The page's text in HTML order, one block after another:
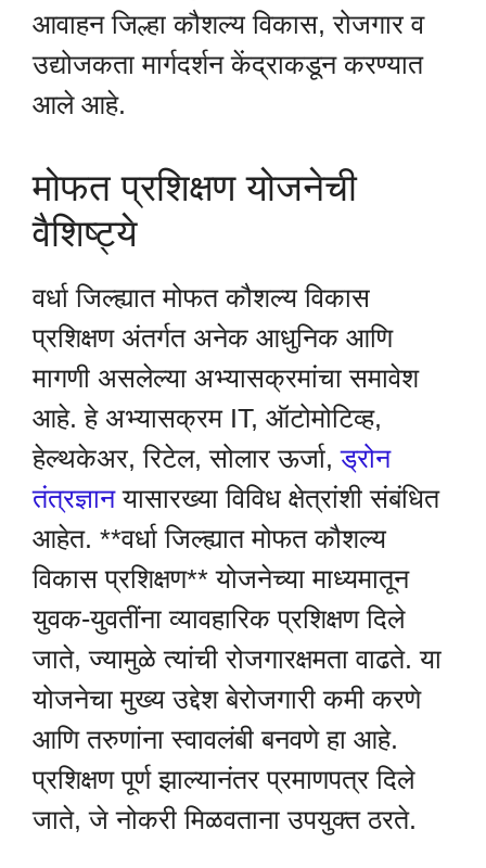
आवाहन जिल्हा कौशल्य विकास, रोजगार व
उद्योजकता मार्गदर्शन केंद्राकडून करण्यात
आले आहे.
मोफत प्रशिक्षण योजनेची
वैशिष्ट्ये
वर्धा जिल्ह्यात मोफत कौशल्य विकास
प्रशिक्षण अंतर्गत अनेक आधुनिक आणि
मागणी असलेल्या अभ्यासक्रमांचा समावेश
आहे. हे अभ्यासक्रम IT, ऑटोमोटिव्ह,
हेल्थकेअर, रिटेल, सोलार ऊर्जा,ड्रोन
तंत्रज्ञानयासारख्या विविध क्षेत्रांशी संबंधित
आहेत. **वर्धा जिल्ह्यात मोफत कौशल्य
विकास प्रशिक्षण** योजनेच्या माध्यमातून
युवक-युवतींना व्यावहारिक प्रशिक्षण दिले
जाते, ज्यामुळे त्यांची रोजगारक्षमता वाढते. या
योजनेचा मुख्य उद्देश बेरोजगारी कमी करणे
आणि तरुणांना स्वावलंबी बनवणे हा आहे.
प्रशिक्षण पूर्ण झाल्यानंतर प्रमाणपत्र दिले
जाते, जे नोकरी मिळवताना उपयुक्त ठरते.